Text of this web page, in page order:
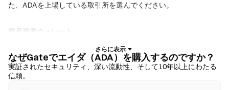
た、ADAを上場している取引所を選んでください。
暗号資産ウォレット
自己保管を重視するユーザー向けです。ノンカストディアルウォ
レットでは、お客様自身が秘密鍵を保有し、ウォレットのインタ
ーフェース内で直接トークンをスワップできます。一部のウォレ
ットは法定通貨オンランプにも対応しており、取引所を経由せず
なぜGateでエイダ（ADA）を購入するのですか？
実証されたセキュリティ、深い流動性、そして10年以上にわたる
信頼。